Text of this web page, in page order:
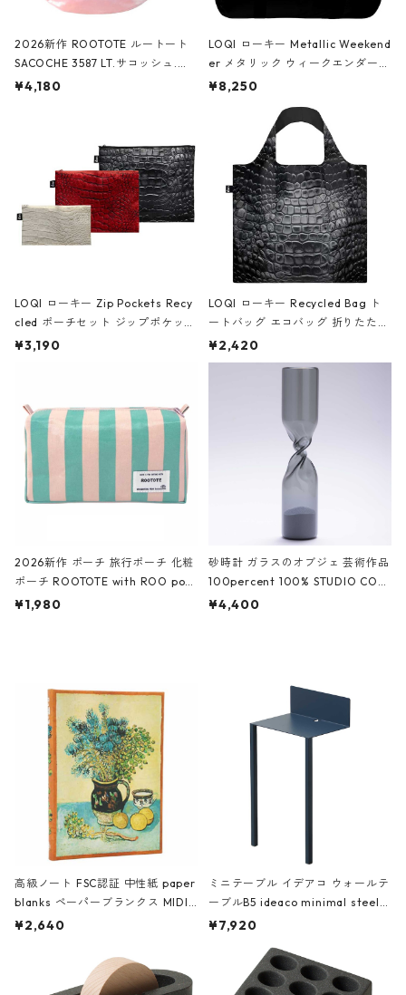
2026新作 ROOTOTE ルートート
SACOCHE 3587 LT.サコッシュ.ル
ミエ-B ショルダーバッグ グロスピ
¥4,180
LOQI ローキー Metallic Weekend
er メタリック ウィークエンダー
ボストンバッグ ショルダーバッグ
Black ジャン=ミッシェル・バスキ
ア/クラウン ブラック
¥8,250
LOQI ローキー Zip Pockets Recy
cled ポーチセット ジップポケット
ファスナーポーチ 撥水加工 トラベ
ーガンディー、オフホワイト
¥3,190
LOQI ローキー Recycled Bag ト
ートバッグ エコバッグ 折りたたみ
大きめ 撥水加工 収納ポーチ CRO
CODILE/Black クロコダイル/ブラ
¥2,420
2026新作 ポーチ 旅行ポーチ 化粧
ポーチ ROOTOTE with ROO pou
ch 3532 ルートート WR.ポーチ.ラ
¥1,980
砂時計 ガラスのオブジェ 芸術作品
100percent 100% STUDIO COH
AKU Timeless 100パーセント ス
¥4,400
高級ノート FSC認証 中性紙 paper
blanks ペーパーブランクス MIDI
ハードカバー 罫線 ヴァン・ゴッホ
¥2,640
ミニテーブル イデアコ ウォールテ
ーブルB5 ideaco minimal steel f
urniture WALL Table B5 ネイビー
¥7,920